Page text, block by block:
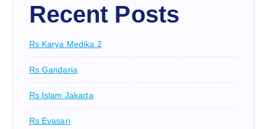
Recent Posts
Rs Karya Medika 2
Rs Gandaria
Rs Islam Jakarta
Rs Evasari